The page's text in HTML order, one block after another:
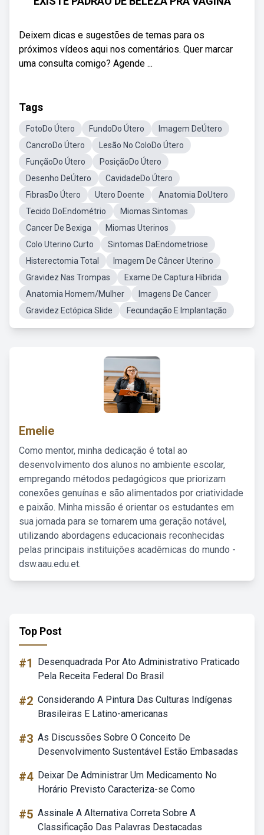
Deixem dicas e sugestões de temas para os
próximos vídeos aqui nos comentários. Quer marcar
uma consulta comigo? Agende ...
Tags
FotoDo Útero FundoDo Útero
Imagem DeÚtero
CancroDo Útero
Lesão No ColoDo Útero
FunçãoDo Útero
PosiçãoDo Útero
Desenho DeÚtero
CavidadeDo Útero
FibrasDo Útero
Utero Doente
Anatomia DoUtero
Tecido DoEndométrio
Miomas Sintomas
Cancer De Bexiga
Miomas Uterinos
Colo Uterino Curto
Sintomas DaEndometriose
Histerectomia Total
Imagem De Câncer Uterino
Gravidez Nas Trompas
Exame De Captura Híbrida
Anatomia Homem/Mulher
Imagens De Cancer
Gravidez Ectópica Slide
Fecundação E Implantação
Emelie
Como mentor, minha dedicação é total ao
desenvolvimento dos alunos no ambiente escolar,
empregando métodos pedagógicos que priorizam
conexões genuínas e são alimentados por criatividade
e paixão. Minha missão é orientar os estudantes em
sua jornada para se tornarem uma geração notável,
utilizando abordagens educacionais reconhecidas
pelas principais instituições acadêmicas do mundo -
dsw.aau.edu.et.
Top Post
#1
Desenquadrada Por Ato Administrativo Praticado
Pela Receita Federal Do Brasil
#2 Considerando A Pintura Das Culturas Indígenas
Brasileiras E Latino-americanas
#3 As Discussões Sobre O Conceito De
Desenvolvimento Sustentável Estão Embasadas
#4 Deixar De Administrar Um Medicamento No
Horário Previsto Caracteriza-se Como
#5 Assinale A Alternativa Correta Sobre A
Classificação Das Palavras Destacadas